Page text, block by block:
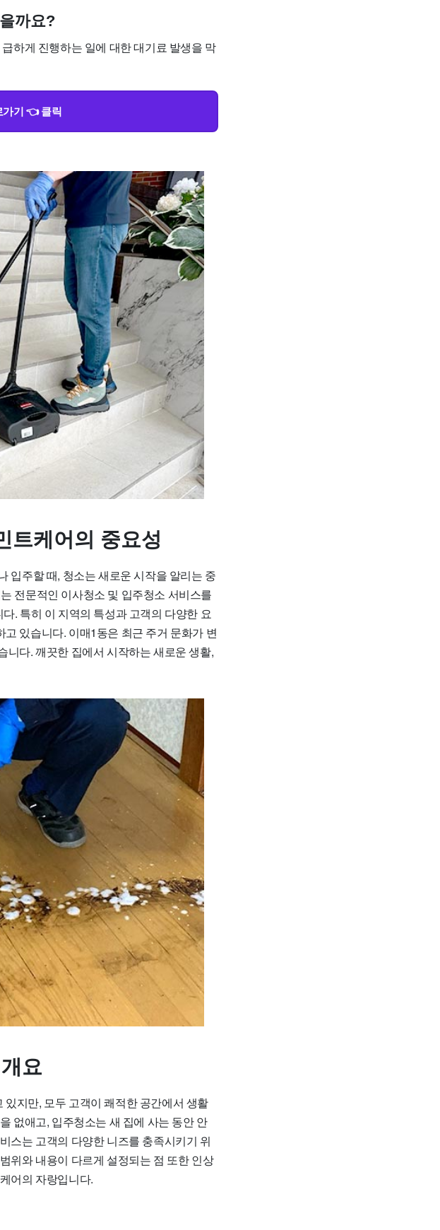
까요?
하게 진행하는 일에 대한 대기료 발생을 막
가기 👈 클릭
트케어의 중요성
입주할 때, 청소는 새로운 시작을 알리는 중
전문적인 이사청소 및 입주청소 서비스를
. 특히 이 지역의 특성과 고객의 다양한 요
있습니다. 이매1동은 최근 주거 문화가 변
니다. 깨끗한 집에서 시작하는 새로운 생활,
요
지만, 모두 고객이 쾌적한 공간에서 생활
없애고, 입주청소는 새 집에 사는 동안 안
스는 고객의 다양한 니즈를 충족시키기 위
위와 내용이 다르게 설정되는 점 또한 인상
어의 자랑입니다.